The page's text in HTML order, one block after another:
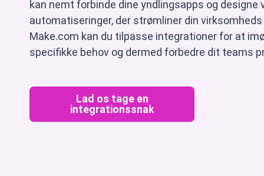
kan nemt forbinde dine yndlingsapps og designe
automatiseringer, der strømliner din
Make.com kan du tilpasse integrationer for at
specifikke behov og dermed forbedre dit teams
Lad os tage en
integrationssnak